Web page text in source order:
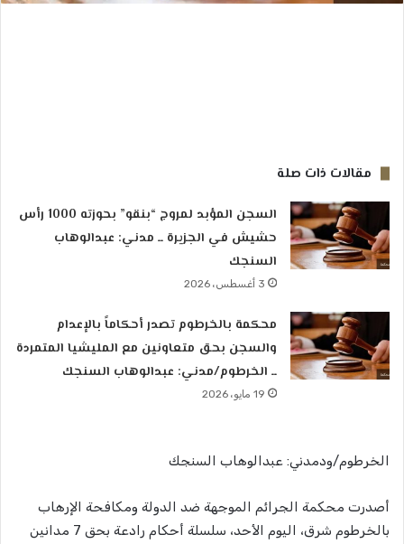
مقالات ذات صلة
السجن المؤبد لمروج “بنقو” بحوزته 1000 رأس
حشيش في الجزيرة ــ مدني: عبدالوهاب
السنجك
3 أغسطس، 2026
محكمة بالخرطوم تصدر أحكاماً بالإعدام
والسجن بحق متعاونين مع المليشيا المتمردة
ــ الخرطوم/مدني: عبدالوهاب السنجك
19 مايو، 2026
الخرطوم/ودمدني: عبدالوهاب السنجك
أصدرت محكمة الجرائم الموجهة ضد الدولة ومكافحة الإرهاب
بالخرطوم شرق، اليوم الأحد، سلسلة أحكام رادعة بحق 7 مدانين